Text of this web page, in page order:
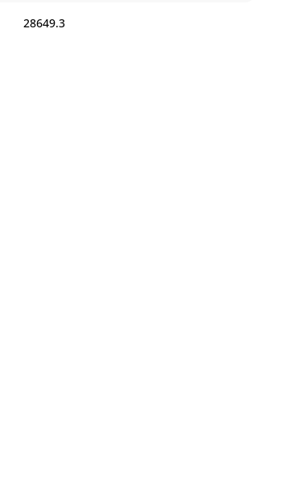
28649.3